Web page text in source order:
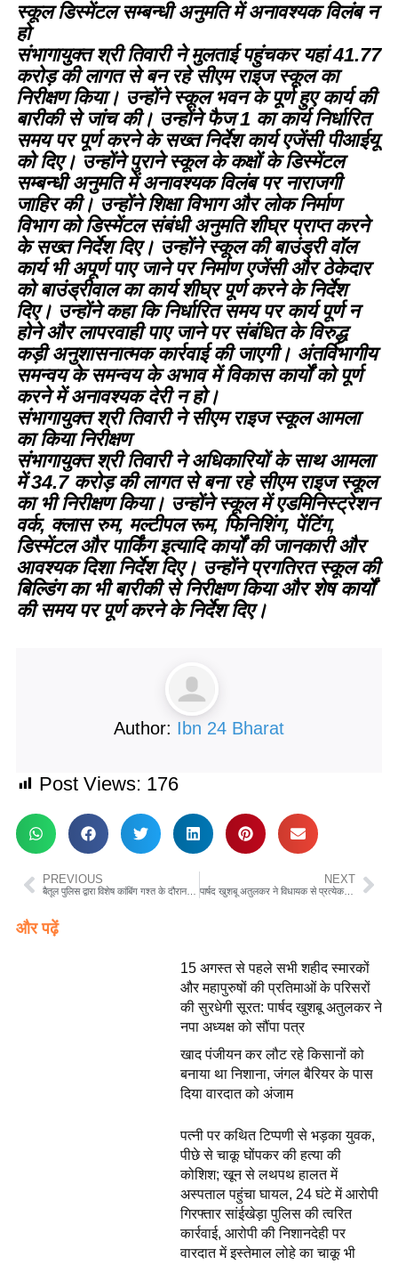
स्कूल डिस्मेंटल सम्बन्धी अनुमति में अनावश्यक विलंब न
हो
संभागायुक्त श्री तिवारी ने मुलताई पहुंचकर यहां 41.77
करोड़ की लागत से बन रहे सीएम राइज स्कूल का
निरीक्षण किया। उन्होंने स्कूल भवन के पूर्ण हुए कार्य की
बारीकी से जांच की। उन्होंने फैज 1 का कार्य निर्धारित
समय पर पूर्ण करने के सख्त निर्देश कार्य एजेंसी पीआईयू
को दिए। उन्होंने पुराने स्कूल के कक्षों के डिस्मेंटल
सम्बन्धी अनुमति में अनावश्यक विलंब पर नाराजगी
जाहिर की। उन्होंने शिक्षा विभाग और लोक निर्माण
विभाग को डिस्मेंटल संबंधी अनुमति शीघ्र प्राप्त करने
के सख्त निर्देश दिए। उन्होंने स्कूल की बाउंड्री वॉल
कार्य भी अपूर्ण पाए जाने पर निर्माण एजेंसी और ठेकेदार
को बाउंड्रीवाल का कार्य शीघ्र पूर्ण करने के निर्देश
दिए। उन्होंने कहा कि निर्धारित समय पर कार्य पूर्ण न
होने और लापरवाही पाए जाने पर संबंधित के विरुद्ध
कड़ी अनुशासनात्मक कार्रवाई की जाएगी। अंतर्विभागीय
समन्वय के समन्वय के अभाव में विकास कार्यों को पूर्ण
करने में अनावश्यक देरी न हो।
संभागायुक्त श्री तिवारी ने सीएम राइज स्कूल आमला
का किया निरीक्षण
संभागायुक्त श्री तिवारी ने अधिकारियों के साथ आमला
में 34.7 करोड़ की लागत से बना रहे सीएम राइज स्कूल
का भी निरीक्षण किया। उन्होंने स्कूल में एडमिनिस्ट्रेशन
वर्क, क्लास रुम, मल्टीपल रूम, फिनिशिंग, पेंटिंग,
डिस्मेंटल और पार्किंग इत्यादि कार्यों की जानकारी और
आवश्यक दिशा निर्देश दिए। उन्होंने प्रगतिरत स्कूल की
बिल्डिंग का भी बारीकी से निरीक्षण किया और शेष कार्यों
की समय पर पूर्ण करने के निर्देश दिए।
Author: Ibn 24 Bharat
Post Views: 176
PREVIOUS
बैतूल पुलिस द्वारा विशेष कांबिंग गश्त के दौरान की गई प्रभावी कार्रवाई ,85 वारंटी गिरफ्तार ,300 से अधिक की संख्या मे पुलिस बल द्वारा रात भर की गई कांबिग गस्त
NEXT
पार्षद खुशबू अतुलकर ने विधायक से प्रत्येक वार्ड में विकास के लिए 10-10 लाख की राशि देने की रखी मांग
और पढ़ें
15 अगस्त से पहले सभी शहीद स्मारकों
और महापुरुषों की प्रतिमाओं के परिसरों
की सुरधेगी सूरत: पार्षद खुशबू अतुलकर ने
नपा अध्यक्ष को सौंपा पत्र
खाद पंजीयन कर लौट रहे किसानों को
बनाया था निशाना, जंगल बैरियर के पास
दिया वारदात को अंजाम
पत्नी पर कथित टिप्पणी से भड़का युवक,
पीछे से चाकू घोंपकर की हत्या की
कोशिश; खून से लथपथ हालत में
अस्पताल पहुंचा घायल, 24 घंटे में आरोपी
गिरफ्तार सांईखेड़ा पुलिस की त्वरित
कार्रवाई, आरोपी की निशानदेही पर
वारदात में इस्तेमाल लोहे का चाकू भी